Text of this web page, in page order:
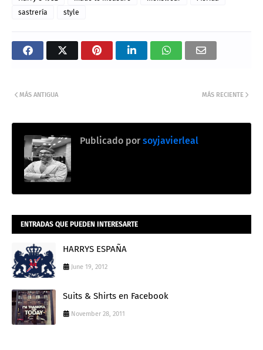
sastrería
style
MÁS RECIENTE
MÁS ANTIGUA
Publicado por soyjavierleal
ENTRADAS QUE PUEDEN INTERESARTE
HARRYS ESPAÑA
June 19, 2012
Suits & Shirts en Facebook
November 28, 2011